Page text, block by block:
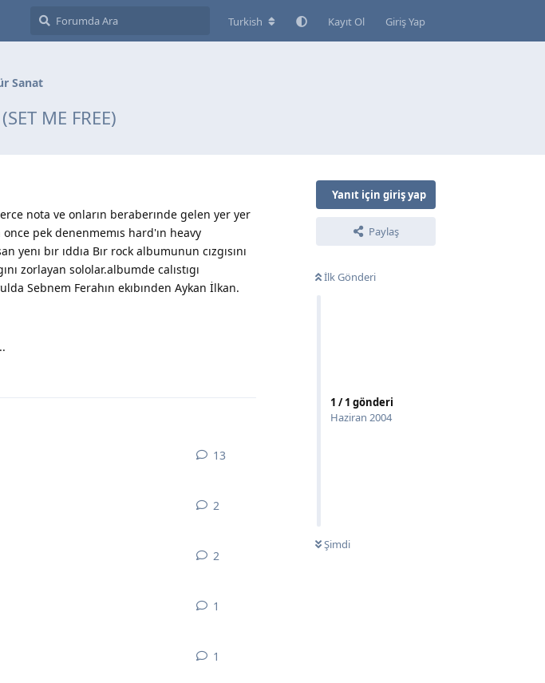
Turkish Kayıt Ol Giriş Yap
Sanat
ME FREE)
Yanıt için giriş yap
Paylaş
İlk Gönderi
1 /1 gönderi
Haziran 2004
Şimdi
nota ve onların beraberınde gelen yer yer
pek denenmemıs hard'ın heavy
bır ıddıa Bır rock albumunun cızgısını
zorlayan sololar.albumde calıstıgı
Sebnem Ferahın ekıbınden Aykan İlkan.
13
2
2
1
1